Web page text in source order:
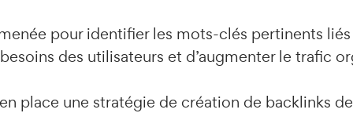
pour identifier les mots-clés pertinents
des utilisateurs et d’augmenter le trafic
place une stratégie de création de backlinks